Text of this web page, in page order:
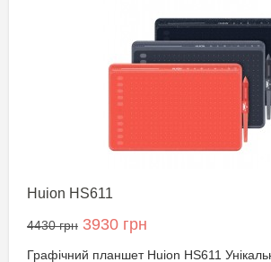
Huion HS611
4430 грн 3930 грн
Графічний планшет Huion HS611